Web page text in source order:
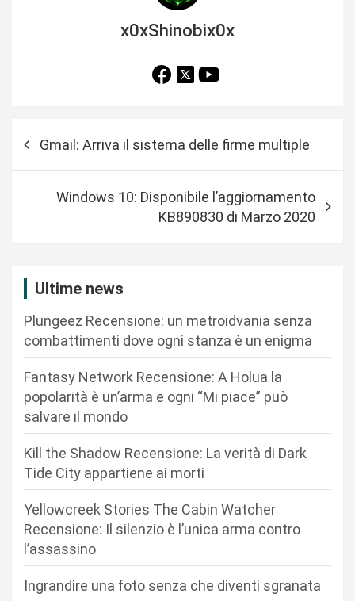
x0xShinobix0x
Gmail: Arriva il sistema delle firme multiple
Windows 10: Disponibile l’aggiornamento
KB890830 di Marzo 2020
Ultime news
Plungeez Recensione: un metroidvania senza
combattimenti dove ogni stanza è un enigma
Fantasy Network Recensione: A Holua la
popolarità è un’arma e ogni “Mi piace” può
salvare il mondo
Kill the Shadow Recensione: La verità di Dark
Tide City appartiene ai morti
Yellowcreek Stories The Cabin Watcher
Recensione: Il silenzio è l’unica arma contro
l’assassino
Ingrandire una foto senza che diventi sgranata